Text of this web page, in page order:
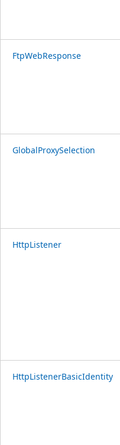
FtpWebResponse
GlobalProxySelection
HttpListener
HttpListenerBasicIdentity